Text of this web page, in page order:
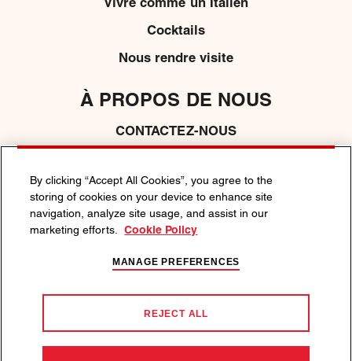
Vivre comme un Italien
Cocktails
Nous rendre visite
À PROPOS DE NOUS
CONTACTEZ-NOUS
POLITIQUE DE CONFIDENTIALITÉ
POLITIQUE DE COOKIECONDITIONS GÉNÉRALES
L’ABUS D’ALCOOL NUIT À LA SANTÉ.
Nous soutenons une démarche responsable par rapport à la
drinkaware.co.uk
©2026 MARTINI, LA CHARTE GRAPHIQUE ET LE LOGO «BALL
By clicking “Accept All Cookies”, you agree to the
storing of cookies on your device to enhance site
navigation, analyze site usage, and assist in our
marketing efforts.
Cookie Policy
MANAGE PREFERENCES
REJECT ALL